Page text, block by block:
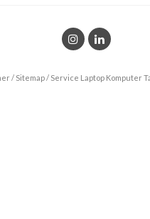
/ Sitemap/ Service Laptop Komputer